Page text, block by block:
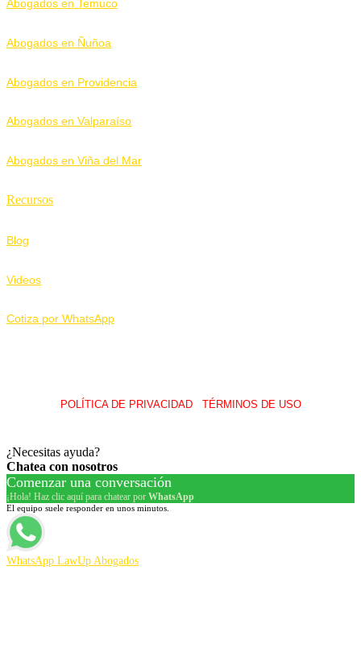
Abogados en Temuco
Abogados en Ñuñoa
Abogados en Providencia
Abogados en Valparaíso
Abogados en Viña del Mar
Recursos
Blog
Videos
Cotiza por WhatsApp
POLÍTICA DE PRIVACIDAD
TÉRMINOS DE USO
¿Necesitas ayuda?
Chatea con nosotros
Comenzar una conversación
¡Hola! Haz clic aquí para chatear por WhatsApp
El equipo suele responder en unos minutos.
WhatsApp LawUp Abogados